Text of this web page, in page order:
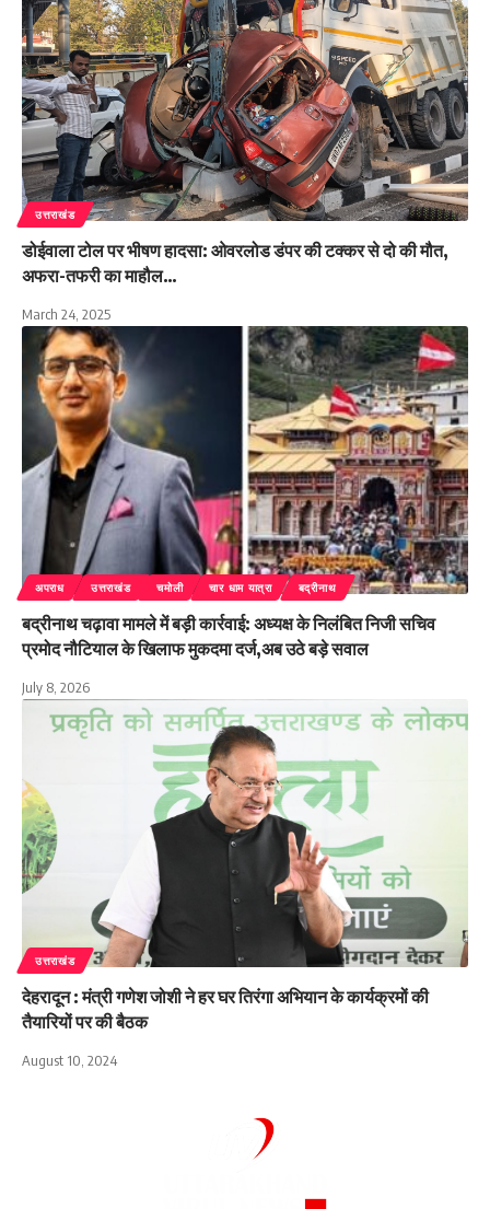
उत्तराखंड
डोईवाला टोल पर भीषण हादसा: ओवरलोड डंपर की टक्कर से दो की मौत,
अफरा-तफरी का माहौल…
March 24, 2025
अपराध उत्तराखंड चमोली चार धाम यात्रा बद्रीनाथ
बद्रीनाथ चढ़ावा मामले में बड़ी कार्रवाई: अध्यक्ष के निलंबित निजी सचिव
प्रमोद नौटियाल के खिलाफ मुकदमा दर्ज,अब उठे बड़े सवाल
July 8, 2026
उत्तराखंड
देहरादून : मंत्री गणेश जोशी ने हर घर तिरंगा अभियान के कार्यक्रमों की
तैयारियों पर की बैठक
August 10, 2024